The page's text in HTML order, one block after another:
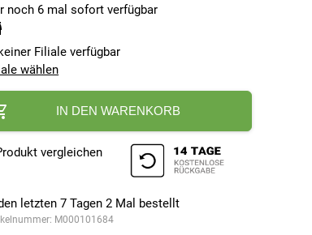
noch 6 mal sofort verfügbar
Filiale verfügbar
wählen
IN DEN WARENKORB
vergleichen
letzten 7 Tagen2 Mal bestellt
M000101684